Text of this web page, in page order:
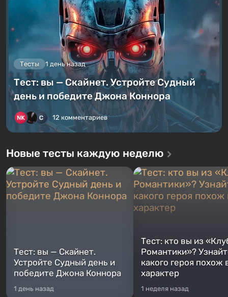
Тесты 1 день назад
Тест: вы — Скайнет. Устройте Судный
день и победите Джона Коннора
12 комментариев
Новые тесты каждую неделю
Тест: вы — Скайнет.
Устройте Судный день и
победите Джона Коннора
1 день назад
Тест: кто вы из
Романтики»?
какого героя похож
характер
1 неделя назад